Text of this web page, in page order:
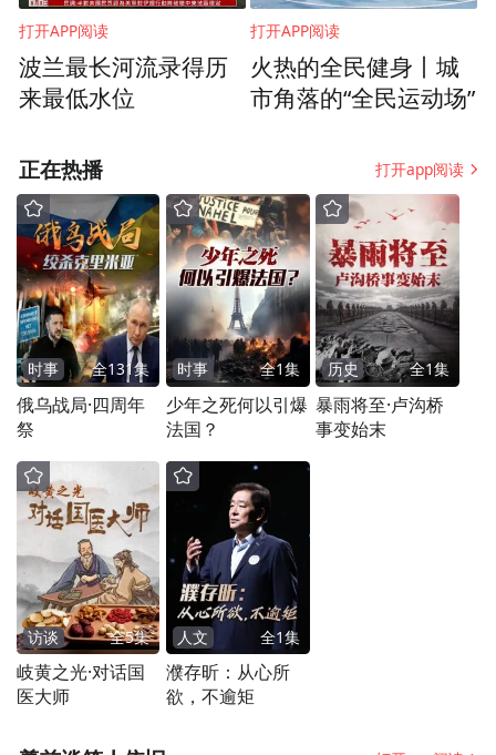
打开APP阅读
波兰最长河流录得历
来最低水位
打开APP阅读
火热的全民健身丨城
市角落的“全民运动场”
正在热播 打开app阅读
时事 全131集
俄乌战局·四周年
祭
时事 全1集
少年之死何以引爆
法国？
历史 全1集
暴雨将至·卢沟桥
事变始末
访谈 全5集
岐黄之光·对话国
医大师
人文 全1集
濮存昕：从心所
欲，不逾矩